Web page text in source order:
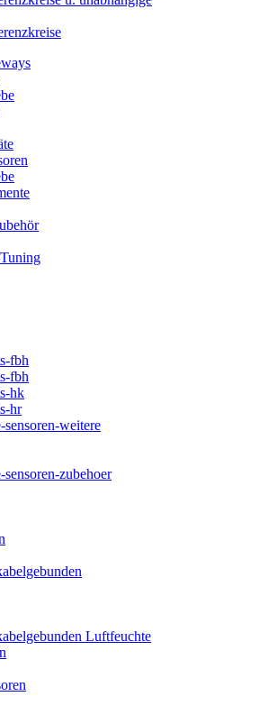
fbh
fbh
hk
hr
sensoren-weitere
zubehoer
Luftfeuchte